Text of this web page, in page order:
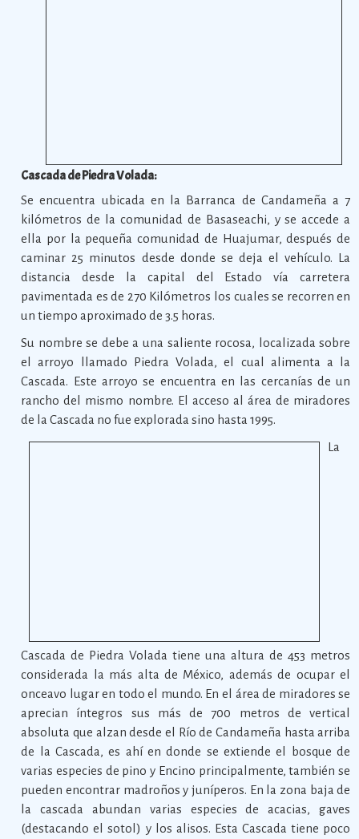
Cascada de Piedra Volada:
Se encuentra ubicada en la Barranca de Candameña a 7
kilómetros de la comunidad de Basaseachi, y se accede a
ella por la pequeña comunidad de Huajumar, después de
caminar 25 minutos desde donde se deja el vehículo. La
distancia desde la capital del Estado vía carretera
pavimentada es de 270 Kilómetros los cuales se recorren en
un tiempo aproximado de 3.5 horas.
Su nombre se debe a una saliente rocosa, localizada sobre
el arroyo llamado Piedra Volada, el cual alimenta a la
Cascada. Este arroyo se encuentra en las cercanías de un
rancho del mismo nombre. El acceso al área de miradores
de la Cascada no fue explorada sino hasta 1995.
La
Cascada de Piedra Volada tiene una altura de 453 metros
considerada la más alta de México, además de ocupar el
onceavo lugar en todo el mundo. En el área de miradores se
aprecian íntegros sus más de 700 metros de vertical
absoluta que alzan desde el Río de Candameña hasta arriba
de la Cascada, es ahí en donde se extiende el bosque de
varias especies de pino y Encino principalmente, también se
pueden encontrar madroños y juníperos. En la zona baja de
la cascada abundan varias especies de acacias, gaves
(destacando el sotol) y los alisos. Esta Cascada tiene poco